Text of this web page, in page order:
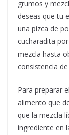
grumos y
deseas que tu
una pizca de
cucharadita
mezcla hasta
consistencia
Para preparar
alimento que
que la mezcla
ingrediente en